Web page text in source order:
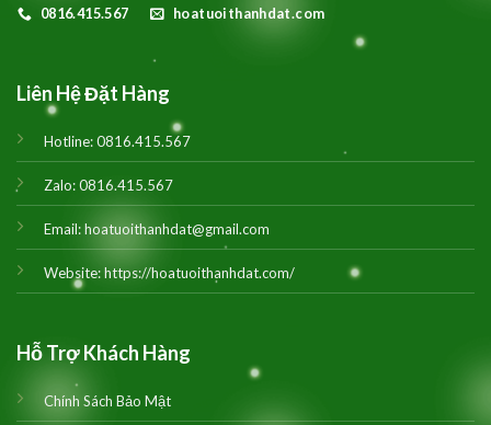
0816.415.567 hoatuoithanhdat.com
Liên Hệ Đặt Hàng
Hotline:0816.415.567
Zalo:0816.415.567
Email:hoatuoithanhdat@gmail.com
Website:https://hoatuoithanhdat.com/
Hỗ Trợ Khách Hàng
Chính Sách Bảo Mật